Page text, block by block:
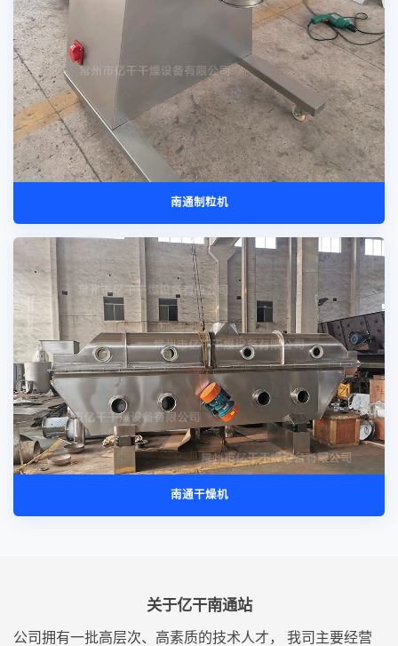
南通制粒机
南通干燥机
关于亿干南通站
公司拥有一批高层次、高素质的技术人才， 我司主要经营